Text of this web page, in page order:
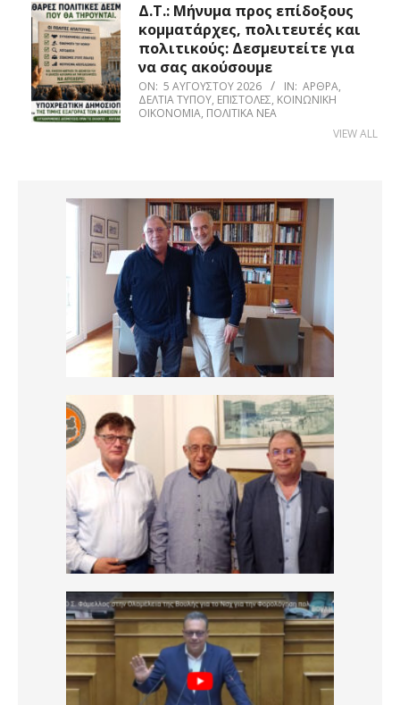
Δ.Τ.: Μήνυμα προς επίδοξους
κομματάρχες, πολιτευτές και
πολιτικούς: Δεσμευτείτε για
να σας ακούσουμε
ON: 5 ΑΥΓΟΎΣΤΟΥ 2026 IN: ΆΡΘΡΑ,
ΔΕΛΤΊΑ ΤΎΠΟΥ, ΕΠΙΣΤΟΛΈΣ, ΚΟΙΝΩΝΙΚΉ
ΟΙΚΟΝΟΜΊΑ, ΠΟΛΙΤΙΚΆ ΝΈΑ
VIEW ALL